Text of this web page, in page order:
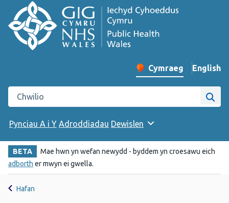
Newid iaith y wefan
Cymraeg English
–
Chwilio gwefan Iechyd Cyhoeddus Cymru
Pynciau A i Y Adroddiadau Dewislen
BETA
Mae hwn yn wefan newydd - byddem yn croesawu eich
adborth er mwyn ei gwella.
Hafan